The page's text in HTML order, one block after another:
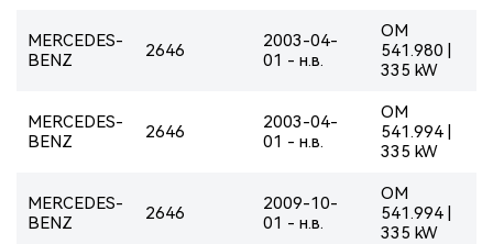
MERCEDES-
BENZ
2646
2003-04-
01 - н.в.
OM
541.980 |
335 kW
MERCEDES-
BENZ
2646
2003-04-
01 - н.в.
OM
541.994 |
335 kW
MERCEDES-
BENZ
2646
2009-10-
01 - н.в.
OM
541.994 |
335 kW